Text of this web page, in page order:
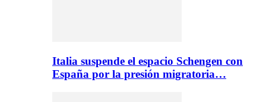
Italia suspende el espacio Schengen con
España por la presión migratoria…